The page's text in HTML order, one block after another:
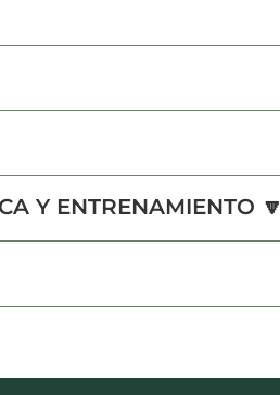
Y ENTRENAMIENTO 🔽